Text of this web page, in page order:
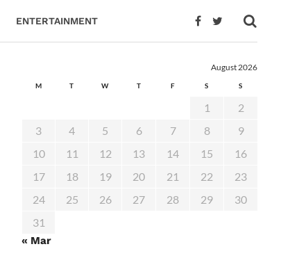
ENTERTAINMENT
August 2026
M T W T F S S
1
2
3
4 5 6 7 8
9
10
11 12 13 14 15
16
17
18 19 20 21 22
23
24
25 26 27 28 29
30
31
« Mar